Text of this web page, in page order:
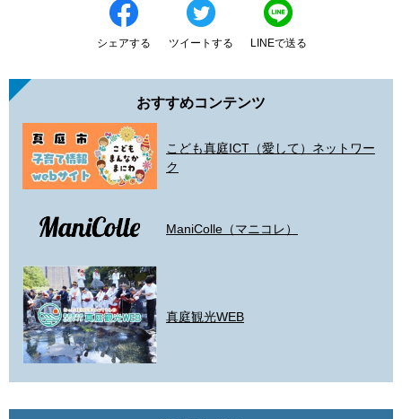
シェアする ツイートする LINEで送る
おすすめコンテンツ
こども真庭ICT（愛して）ネットワー
ク
ManiColle（マニコレ）
真庭観光WEB